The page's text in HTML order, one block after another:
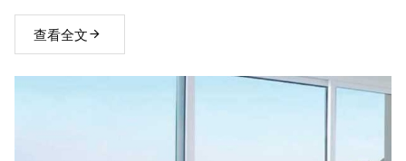
位。查看全文